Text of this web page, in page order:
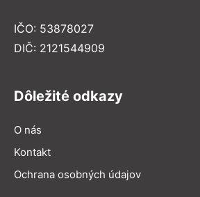
IČO: 53878027
DIČ: 2121544909
Dôležité odkazy
O nás
Kontakt
Ochrana osobných údajov